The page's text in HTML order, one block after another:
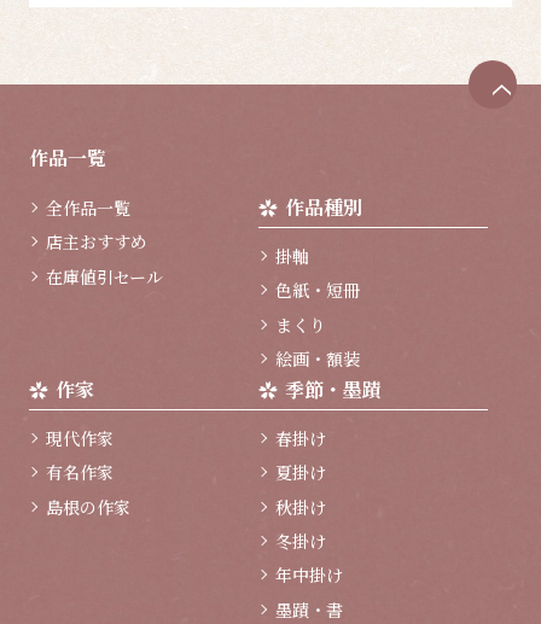
作品一覧
全作品一覧
店主おすすめ
在庫値引セール
作品種別
掛軸
色紙・短冊
まくり
絵画・額装
作家
現代作家
有名作家
島根の作家
季節・墨蹟
春掛け
夏掛け
秋掛け
冬掛け
年中掛け
墨蹟・書
ペ